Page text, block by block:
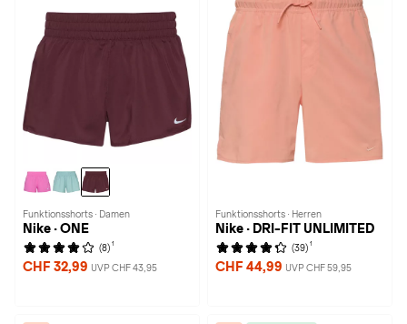
Funktionsshorts · Damen
Nike · ONE
(8) 1
CHF 32,99 UVP CHF 43,95
Funktionsshorts · Herren
Nike · DRI-FIT UNLIMITED
(39) 1
CHF 44,99 UVP CHF 59,95